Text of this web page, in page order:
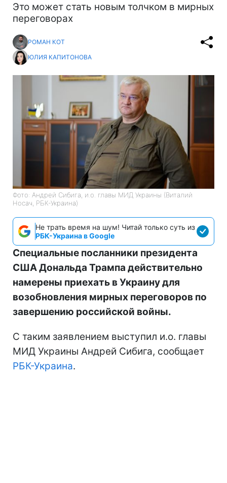
Это может стать новым толчком в мирных
переговорах
РОМАН КОТ
ЮЛИЯ КАПИТОНОВА
Фото: Андрей Сибига, и.о. главы МИД Украины (Виталий
Носач, РБК-Украина)
Не трать время на шум! Читай только суть из
РБК-Украина в Google
Специальные посланники президента
США Дональда Трампа действительно
намерены приехать в Украину для
возобновления мирных переговоров по
завершению российской войны.
С таким заявлением выступил и.о. главы
МИД Украины Андрей Сибига, сообщает
РБК-Украина.